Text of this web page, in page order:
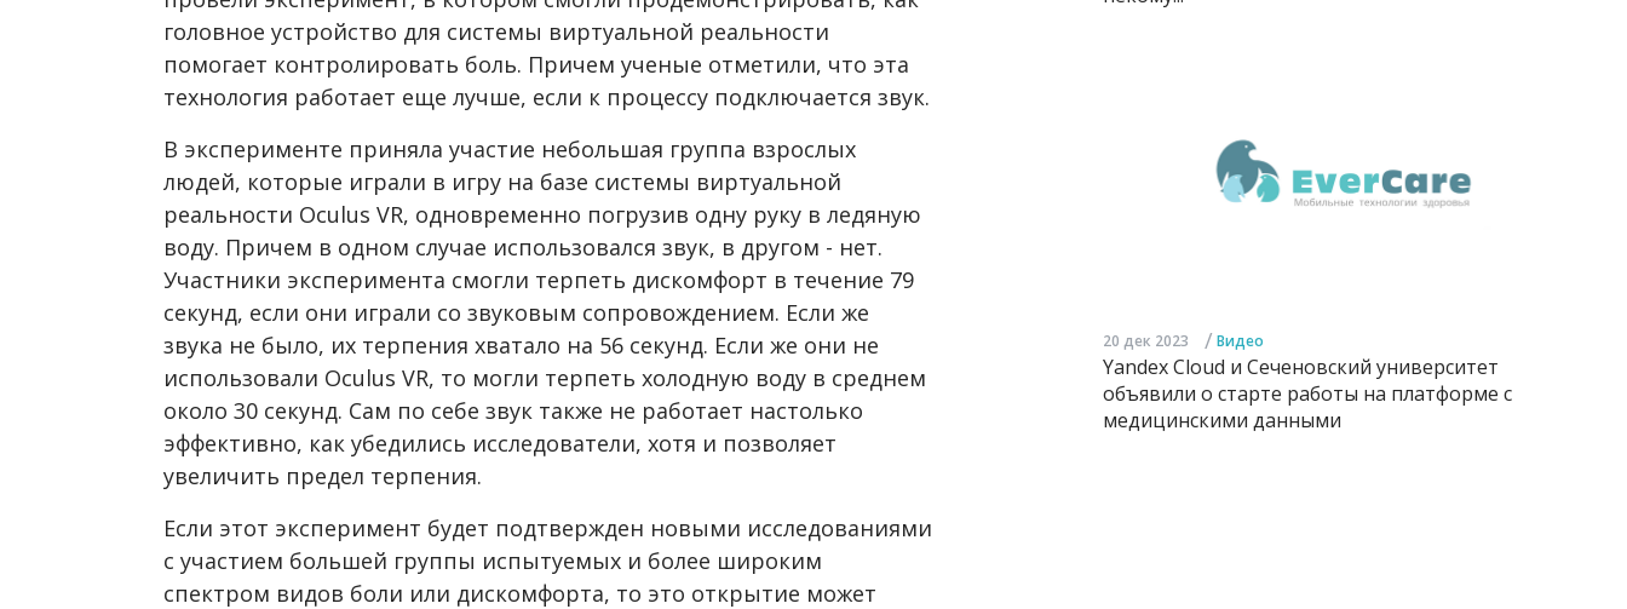
головное устройство для системы виртуальной реальности
помогает контролировать боль. Причем ученые отметили, что эта
технология работает еще лучше, если к процессу подключается звук.
В эксперименте приняла участие небольшая группа взрослых
людей, которые играли в игру на базе системы виртуальной
реальности Oculus VR, одновременно погрузив одну руку в ледяную
воду. Причем в одном случае использовался звук, в другом - нет.
Участники эксперимента смогли терпеть дискомфорт в течение 79
секунд, если они играли со звуковым сопровождением. Если же
звука не было, их терпения хватало на 56 секунд. Если же они не
использовали Oculus VR, то могли терпеть холодную воду в среднем
около 30 секунд. Сам по себе звук также не работает настолько
эффективно, как убедились исследователи, хотя и позволяет
увеличить предел терпения.
Если этот эксперимент будет подтвержден новыми исследованиями
с участием большей группы испытуемых и более широким
спектром видов боли или дискомфорта, то это открытие может
20 дек 2023 / Видео
Yandex Cloud и Сеченовский университет
объявили о старте работы на платформе с
медицинскими данными